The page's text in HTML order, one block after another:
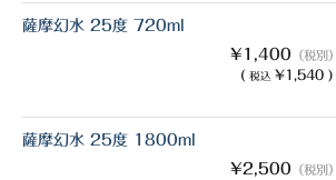
薩摩幻水 25度 720ml
¥1,400 （税別）
( 税込 ¥1,540 )
薩摩幻水 25度 1800ml
¥2,500 （税別）